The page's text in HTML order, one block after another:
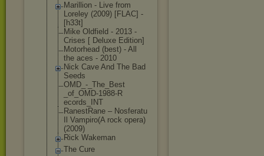
Marillion - Live from
Loreley (2009) [FLAC] -
[h33t]
Mike Oldfield - 2013 -
Crises [ Deluxe Edition]
Motorhead (best) - All
the aces - 2010
Nick Cave And The Bad
Seeds
OMD_-_The_Best
_of_OMD-1988-R
ecords_INT
RanestRane – Nosferatu
Il Vampiro(A rock opera)
(2009)
Rick Wakeman
The Cure